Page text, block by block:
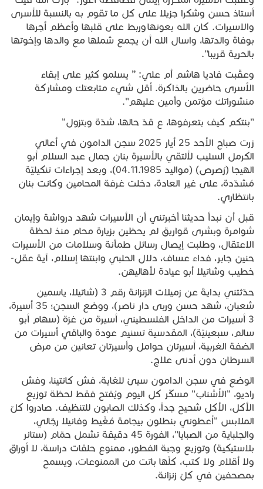
أستاذ حسن وشكرا جزيلا على كل ما تقوم به بالنسبة للأسرى
والاسيرات. كان الله بعونها وربط على قلبها وأعظم أجرها
بوفاة والدتها، واسال الله أن يجمع شملها مع والدها وإخوتها
بالحرية قريبا".
وعقّبت فاديا هاشم أم علي: ” يسلمو كثير على إبقاء
الأسرى حاضرين بالذاكرة. أقل شيء متابعتك ومشاركة
منشوراتك مؤتمن وأمين عليهم".
"بنتكم كيف بتعرفوها، ع قدّ حالها، شدّة وبتزول"
زرت صباح الأحد 25 أيار 2025 سجن الدامون في أعالي
الكرمل السليب لألتقي بالأسيرة بنان جمال عبد السلام أبو
الهيجا (رُصرص) (مواليد 04.11.1985)، وبعد إجراءات تنكيليّة
مُشدّدة، على غير العادة، دخلت غرفة المحامين وكانت بنان
بانتظاري.
قبل أن نبدأ حديثنا أخبرتني أن الأسيرات شهد درواشة وإيمان
شوامرة وبشرى قواريق لم يحظين بزيارة محام منذ لحظة
الاعتقال، وطلبت إيصال رسائل طمأنة وسلامات من الأسيرات
حنين جابر، فداء عساف، دلال الحلبي وابنتها إسلام، آية عقل-
خطيب وشاتيلا أبو عيادة لأهاليهن.
حدّثتني بدايةً عن زميلات الزنزانة رقم 3 (شاتيلا، ياسمين
شعبان، شهد حسن وربى دار ناصر)، ووضع السجن؛ 35 أسيرة،
3 أسيرات من الداخل الفلسطيني، أسيرة من غزة (سهام أبو
سالم، سبعينيّة)، المقدسية تسنيم عودة والباقي أسيرات من
الضفة الغربية، أسيرتان حوامل وأسيرتان تعانين من مرض
السرطان دون أدنى علاج.
الوضع في سجن الدامون سيئ للغاية، فش كانتينا، وفش
راديو، "الأشناب" مسكّر كل اليوم ويُفتح فقط لحظة توزيع
الأكل، الأكل شحيح جداً، وكذلك الصابون للتنظيف. صادروا كلّ
الملابس "أعطوني بنطلون بيجامة مُغّيط وفانيلا رجّالي،
والجلباية من الصبايا"، الفورة 45 دقيقة تشمل حمّام (ستائر
بلاستيكية) وتوزيع وجبة الفطور، ممنوع حلقات دراسة، لا أوراق
ولا أقلام ولا كتب، كلّها باتت من الممنوعات، ويسمح
بمصحفين في كلّ زنزانة.